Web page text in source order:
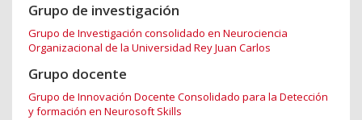
Grupo de investigación
Grupo de Investigación consolidado en Neurociencia
Organizacional de la Universidad Rey Juan Carlos
Grupo docente
Grupo de Innovación Docente Consolidado para la Detección
y formación en Neurosoft Skills